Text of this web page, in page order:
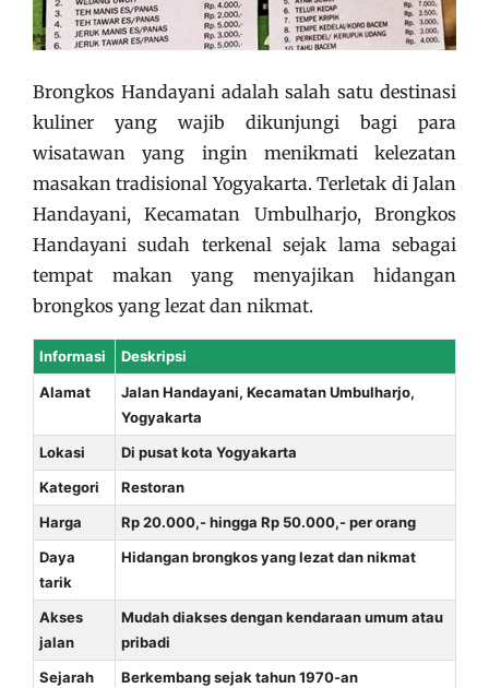
Brongkos Handayani adalah salah satu destinasi
kuliner yang wajib dikunjungi bagi para
wisatawan yang ingin menikmati kelezatan
masakan tradisional Yogyakarta. Terletak di Jalan
Handayani, Kecamatan Umbulharjo, Brongkos
Handayani sudah terkenal sejak lama sebagai
tempat makan yang menyajikan hidangan
brongkos yang lezat dan nikmat.
Informasi Deskripsi
Alamat
Jalan Handayani, Kecamatan Umbulharjo,
Yogyakarta
Lokasi
Di pusat kota Yogyakarta
Kategori
Restoran
Harga
Rp 20.000,- hingga Rp 50.000,- per orang
Daya
tarik
Hidangan brongkos yang lezat dan nikmat
Akses
jalan
Mudah diakses dengan kendaraan umum atau
pribadi
Sejarah
Berkembang sejak tahun 1970-an